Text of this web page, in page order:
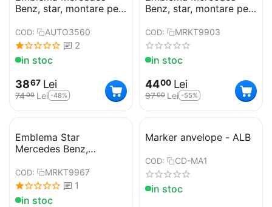
Benz, star, montare pe
COD: AUTO3560
2
in stoc
3867 Lei
7400 Lei -48%
Benz, star, montare pe
COD: MRKT9903
in stoc
4400 Lei
9700 Lei -55%
Emblema Star
Mercedes Benz,
133mm
COD: MRKT9967
1
in stoc
Marker anvelope - ALB
COD: CD-MA1
in stoc